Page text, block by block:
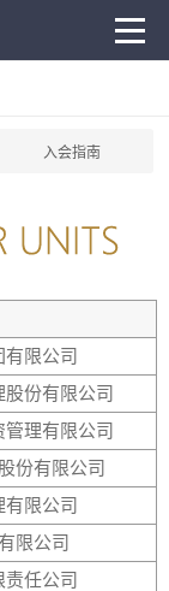
入会指南
限公司
份有限公司
理有限公司
份有限公司
限公司
限公司
任公司